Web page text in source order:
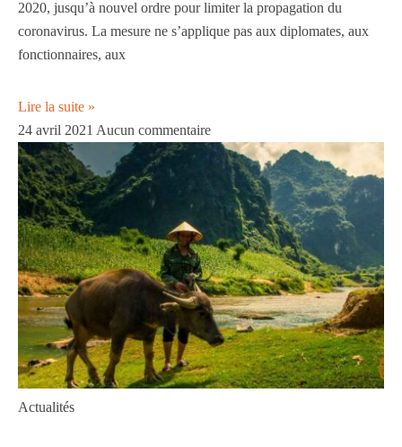
2020, jusqu’à nouvel ordre pour limiter la propagation du
coronavirus. La mesure ne s’applique pas aux diplomates, aux
fonctionnaires, aux
Lire la suite »
24 avril 2021 Aucun commentaire
Actualités